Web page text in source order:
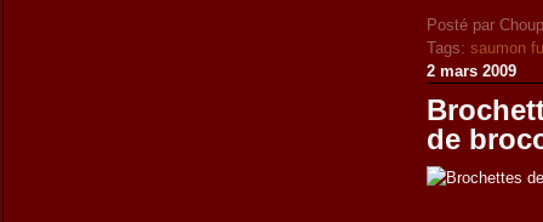
Posté par
Tags:saumon
2 mars 2009
de